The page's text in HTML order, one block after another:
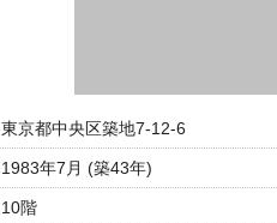
東京都中央区築地7-12-6
1983年7月 (築43年)
10階